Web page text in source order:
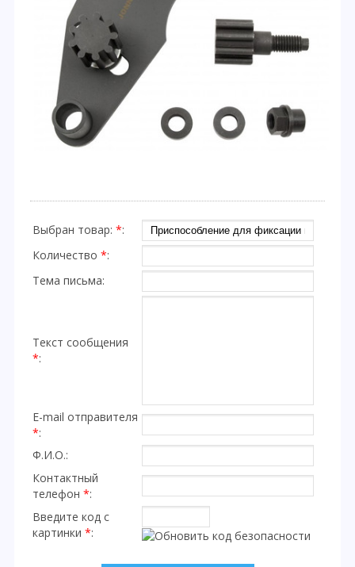
Выбран товар: *:
Количество *:
Тема письма:
Текст сообщения
*:
E-mail отправителя
*:
Ф.И.О.:
Контактный
телефон *:
Введите код с
картинки *: